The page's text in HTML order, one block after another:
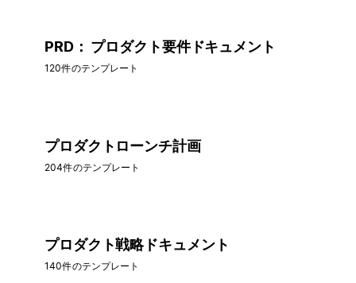
PRD： プロダクト要件ドキュメント
120件のテンプレート
プロダクトローンチ計画
204件のテンプレート
プロダクト戦略ドキュメント
140件のテンプレート